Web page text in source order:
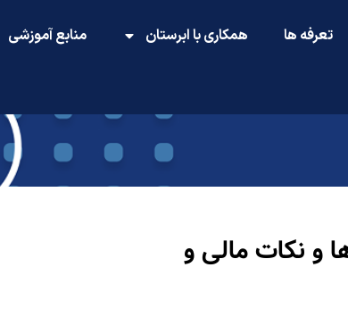
تعرفه ها همکاری با ابرستان منابع آموزشی
و نکات مالی و